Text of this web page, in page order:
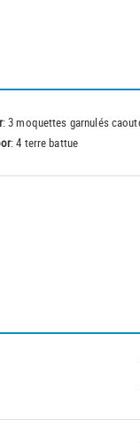
: 3 moquettes garnulés
: 4 terre battue